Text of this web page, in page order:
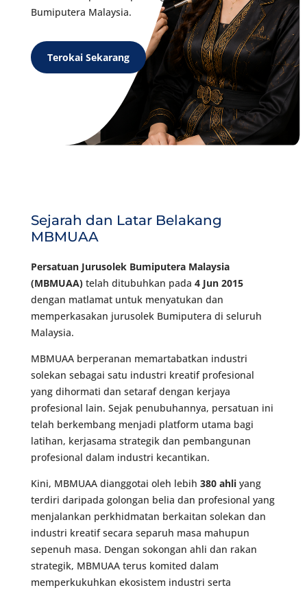
Bumiputera Malaysia.
Terokai Sekarang
Sejarah dan Latar Belakang
MBMUAA
Persatuan Jurusolek Bumiputera Malaysia
(MBMUAA)telah ditubuhkan pada 4 Jun 2015
dengan matlamat untuk menyatukan dan
memperkasakan jurusolek Bumiputera di seluruh
Malaysia.
MBMUAA berperanan memartabatkan industri
solekan sebagai satu industri kreatif profesional
yang dihormati dan setaraf dengan kerjaya
profesional lain. Sejak penubuhannya, persatuan ini
telah berkembang menjadi platform utama bagi
latihan, kerjasama strategik dan pembangunan
profesional dalam industri kecantikan.
Kini, MBMUAA dianggotai oleh lebih 380 ahliyang
terdiri daripada golongan belia dan profesional yang
menjalankan perkhidmatan berkaitan solekan dan
industri kreatif secara separuh masa mahupun
sepenuh masa. Dengan sokongan ahli dan rakan
strategik, MBMUAA terus komited dalam
memperkukuhkan ekosistem industri serta